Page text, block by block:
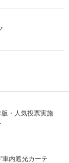
・人気投票実施
車内遮光カーテ